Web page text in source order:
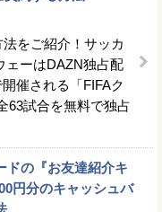
をご紹介！サッカ
ェーはDAZN独占配
催される「FIFAク
63試合を無料で独占
ドの『お友達紹介キ
円分のキャッシュバ